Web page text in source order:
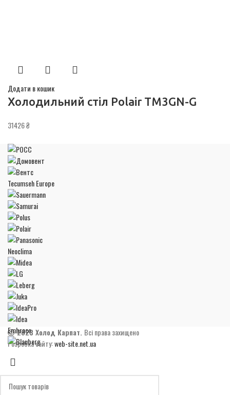
Додати в кошик
Холодильний стіл Polair TM3GN-G
31426₴
Tecumseh Europe
Neoclima
Embraco
2023 Холод Карпат. Всі права захищено
Розробка сайту:web-site.net.ua